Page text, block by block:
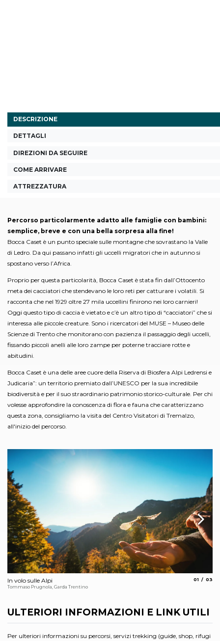
DESCRIZIONE
DETTAGLI
DIREZIONI DA SEGUIRE
COME ARRIVARE
ATTREZZATURA
Percorso particolarmente adatto alle famiglie con bambini:
semplice, breve e con una bella sorpresa alla fine!
Bocca Caset è un punto speciale sulle montagne che sovrastano la Valle
di Ledro. Da qui passano infatti gli uccelli migratori che in autunno si
spostano verso l’Africa.
Proprio per questa particolarità, Bocca Caset è stata fin dall’Ottocento
meta dei cacciatori che stendevano le loro reti per catturare i volatili. Si
racconta che nel 1929 oltre 27 mila uccellini finirono nei loro carnieri!
Oggi questo tipo di caccia è vietato e c’è un altro tipo di “cacciatori” che si
interessa alle piccole creature. Sono i ricercatori del MUSE – Museo delle
Scienze di Trento che monitorano con pazienza il passaggio degli uccelli,
fissando piccoli anelli alle loro zampe per poterne tracciare rotte e
abitudini.
Bocca Caset è una delle aree cuore della Riserva di Biosfera Alpi Ledrensi e
Judicaria”: un territorio premiato dall’UNESCO per la sua incredibile
biodiversità e per il suo straordinario patrimonio storico-culturale. Per chi
volesse approfondire la conoscenza di flora e fauna che caratterizzano
questa zona, consigliamo la visita del Centro Visitatori di Tremalzo,
all'inizio del percorso.
In volo sulle Alpi
Tommaso Prugnola, Garda Trentino
01 03
ULTERIORI INFORMAZIONI E LINK UTILI
Per ulteriori informazioni su percorsi, servizi trekking (guide, shop, rifugi